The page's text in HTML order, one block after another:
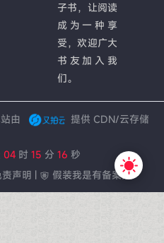
子书，让阅读
成为一种享
受，欢迎广大
书友加入我
们。
由
提供 CDN/云存储
04时 15 分 16 秒
责声明 | 假装我是有备案的